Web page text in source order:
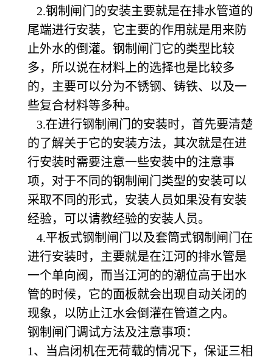
2.钢制闸门的安装主要就是在排水管道的
尾端进行安装，它主要的作用就是用来防
止外水的倒灌。钢制闸门它的类型比较
多，所以说在材料上的选择也是比较多
的，主要可以分为不锈钢、铸铁、以及一
些复合材料等多种。
3.在进行钢制闸门的安装时，首先要清楚
的了解关于它的安装方法，其次就是在进
行安装时需要注意一些安装中的注意事
项，对于不同的钢制闸门类型的安装可以
采取不同的形式，安装人员如果没有安装
经验，可以请教经验的安装人员。
4.平板式钢制闸门以及套筒式钢制闸门在
进行安装时，主要就是在江河的排水管是
一个单向阀，而当江河的的潮位高于出水
管的时候，它的面板就会出现自动关闭的
现象，以防止江水会倒灌在管道之内。
钢制闸门调试方法及注意事项：
1、当启闭机在无荷载的情况下，保证三相